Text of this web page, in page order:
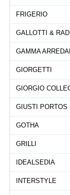
FRIGERIO
GALLOTTI &
GAMMA
GIORGETTI
GIORGIO
GIUSTI PORTOS
GOTHA
GRILLI
IDEALSEDIA
INTERSTYLE